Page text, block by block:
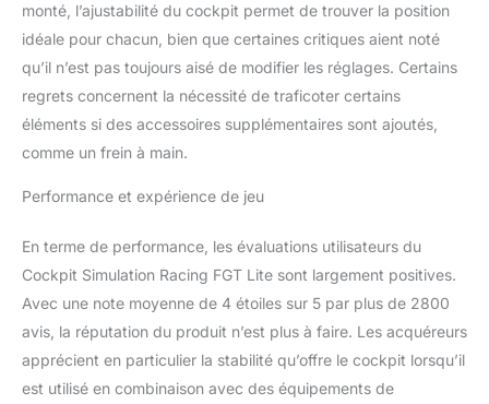
monté, l’ajustabilité du cockpit permet de trouver la position
idéale pour chacun, bien que certaines critiques aient noté
qu’il n’est pas toujours aisé de modifier les réglages. Certains
regrets concernent la nécessité de traficoter certains
éléments si des accessoires supplémentaires sont ajoutés,
comme un frein à main.
Performance et expérience de jeu
En terme de performance, les évaluations utilisateurs du
Cockpit Simulation Racing FGT Lite sont largement positives.
Avec une note moyenne de 4 étoiles sur 5 par plus de 2800
avis, la réputation du produit n’est plus à faire. Les acquéreurs
apprécient en particulier la stabilité qu’offre le cockpit lorsqu’il
est utilisé en combinaison avec des équipements de